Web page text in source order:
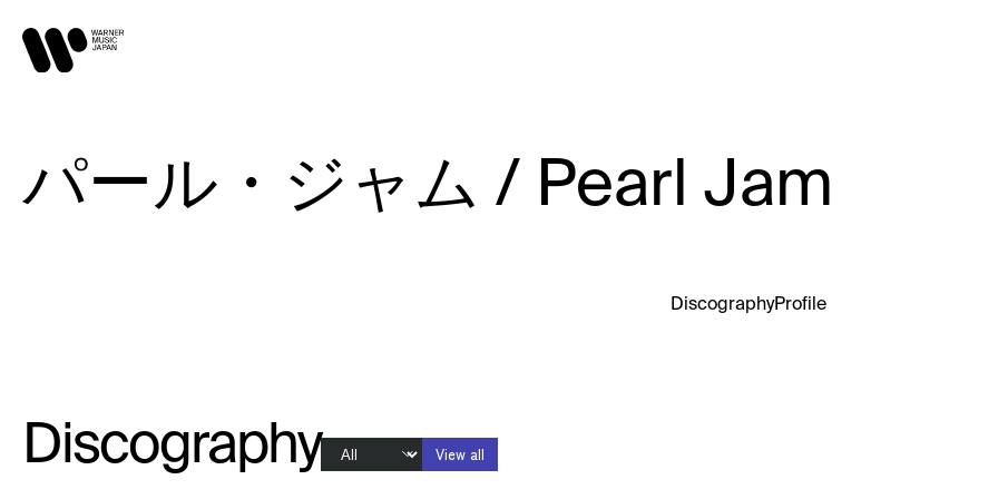
パール・ジャム / Pearl Jam
DiscographyProfile
Discography View all